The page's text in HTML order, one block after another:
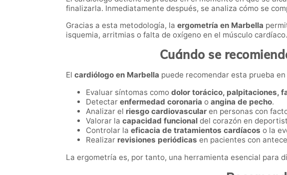
finalizarla. Inmediatamente después, se analiza cómo se
Gracias a esta metodología, la ergometría en Marbella
isquemia, arritmias o falta de oxígeno en el músculo cardíaco.
Cuándo se
El cardiólogo en Marbella puede recomendar esta prueba
Evaluar síntomas como dolor torácico, palpitaciones,
Detectar enfermedad coronaria o angina de pecho.
Analizar el riesgo cardiovascular en personas con
Valorar la capacidad funcional del corazón en
Controlar la eficacia de tratamientos cardíacos o la
Realizar revisiones periódicas en pacientes con
La ergometría es, por tanto, una herramienta esencial para